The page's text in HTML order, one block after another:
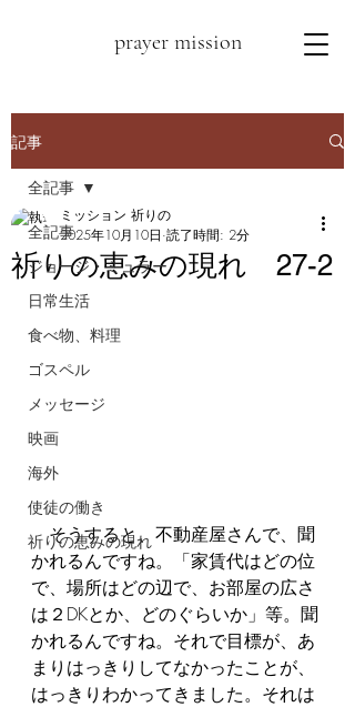
prayer mission
記事
全記事
ジョージ・ミュラー
日常生活
食べ物、料理
ゴスペル
メッセージ
映画
海外
使徒の働き
祈りの恵みの現れ
全記事
祈りの恵みの現れ 27-2
ミッション 祈りの
2025年10月10日 読了時間: 2分
そうすると、不動産屋さんで、聞
かれるんですね。「家賃代はどの位
で、場所はどの辺で、お部屋の広さ
は２DKとか、どのぐらいか」等。聞
かれるんですね。それで目標が、あ
まりはっきりしてなかったことが、
はっきりわかってきました。それは